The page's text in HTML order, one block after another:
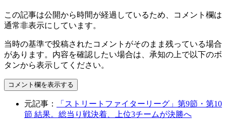
この記事は公開から時間が経過しているため、コメント欄は
通常非表示にしています。
当時の基準で投稿されたコメントがそのまま残っている場合
があります。内容を確認したい場合は、承知の上で以下のボ
タンから表示してください。
コメント欄を表示する
元記事：
「ストリートファイターリーグ」第9節・第10
節 結果。総当り戦決着、上位3チームが決勝へ